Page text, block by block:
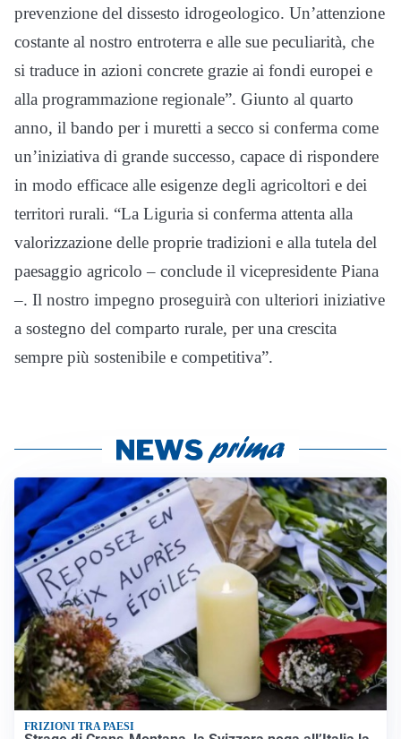
prevenzione del dissesto idrogeologico. Un’attenzione
costante al nostro entroterra e alle sue peculiarità, che
si traduce in azioni concrete grazie ai fondi europei e
alla programmazione regionale”. Giunto al quarto
anno, il bando per i muretti a secco si conferma come
un’iniziativa di grande successo, capace di rispondere
in modo efficace alle esigenze degli agricoltori e dei
territori rurali. “La Liguria si conferma attenta alla
valorizzazione delle proprie tradizioni e alla tutela del
paesaggio agricolo – conclude il vicepresidente Piana
–. Il nostro impegno proseguirà con ulteriori iniziative
a sostegno del comparto rurale, per una crescita
sempre più sostenibile e competitiva”.
FRIZIONI TRA PAESI